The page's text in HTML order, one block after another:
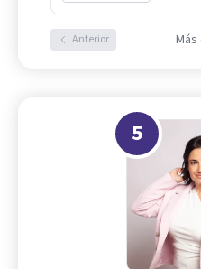
Anterior Más
5